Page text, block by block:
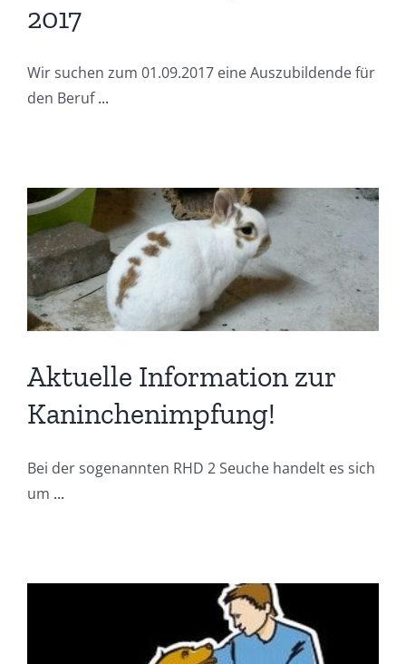
2017
Wir suchen zum 01.09.2017 eine Auszubildende für
den Beruf...
Aktuelle Information zur
Kaninchenimpfung!
Bei der sogenannten RHD 2 Seuche handelt es sich
um ...